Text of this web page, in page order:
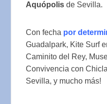
Aquópolis de Sevilla.
Con fecha por
Guadalpark, Kite Surf
Caminito del Rey,
Convivencia con
Sevilla, y mucho más!